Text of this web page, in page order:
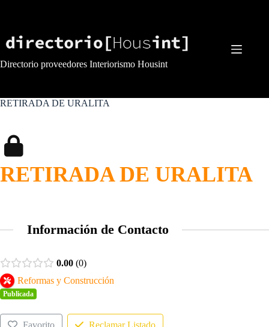
Directorio proveedores Interiorismo Housint
RETIRADA DE URALITA
RETIRADA DE URALITA
Información de Contacto
0.00 0
Reformas y Construcción
Publicada
Favorito Reclamar Listado